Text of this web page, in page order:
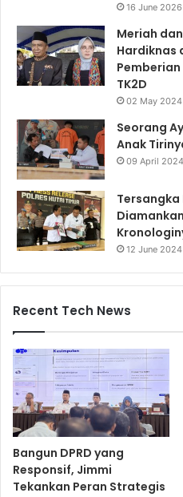
16 June 2026
Meriah
Hardiknas
Pemberian
TK2D
02 May 2024
Seorang
Anak
09 April 2024
Tersangka
12 June 2024
Recent Tech News
Bangun DPRD yang
Responsif, Jimmi
Tekankan Peran Strategis